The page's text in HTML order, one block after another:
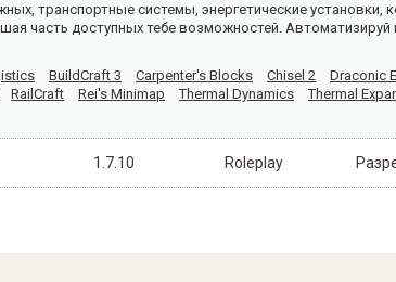
транспортные системы, энергетические установки,
часть доступных тебе возможностей.
BuildCraft 3 Carpenter's Blocks Chisel 2 Draconic
RailCraft Rei's Minimap Thermal Dynamics Thermal
1.7.10 Roleplay